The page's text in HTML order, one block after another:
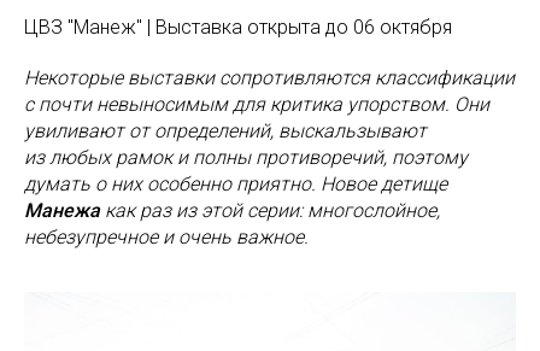
ЦВЗ "Манеж" | Выставка открыта до 06 октября
Некоторые выставки сопротивляются классификации
с почти невыносимым для критика упорством. Они
увиливают от определений, выскальзывают
из любых рамок и полны противоречий, поэтому
думать о них особенно приятно. Новое детище
Манежакак раз из этой серии: многослойное,
небезупречное и очень важное.